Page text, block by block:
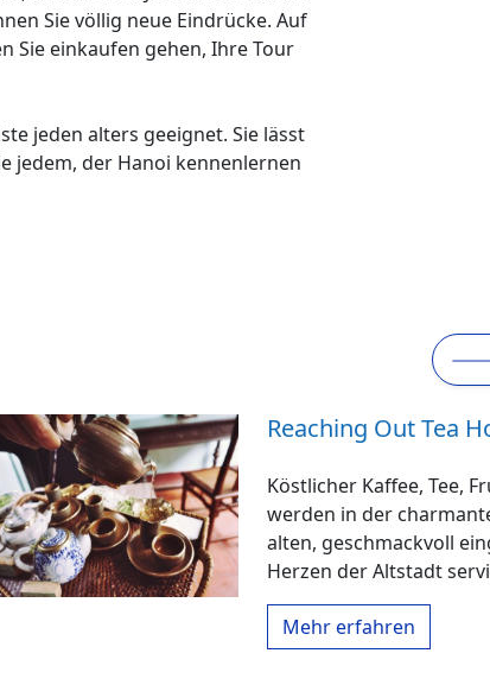
Sie völlig neue Eindrücke. Auf
Sie einkaufen gehen, Ihre Tour
jeden alters geeignet. Sie lässt
jedem, der Hanoi kennenlernen
Reaching Out Tea
Köstlicher Kaffee, Tee,
werden in der
alten, geschmackvoll
Herzen der Altstadt
Mehr erfahren